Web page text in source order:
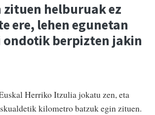
zituen helburuak ez
ere, lehen egunetan
berpizten jakin
Herriko Itzulia jokatu zen, eta
kilometro batzuk egin zituen.